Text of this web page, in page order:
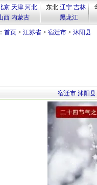
京 天津 河北
西 内蒙古
东北 辽宁 吉林
黑龙江
首页> 江苏省> 宿迁市> 沭阳县
宿迁市 沭阳县